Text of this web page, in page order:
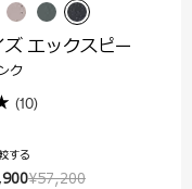
¥57,200
ズ エックスピー
ク
(10)
する